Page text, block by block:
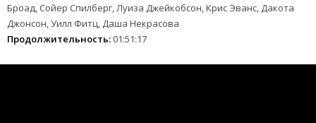
Броад, Сойер Спилберг, Луиза Джейкобсон, Крис Эванс, Дакота
Джонсон, Уилл Фитц, Даша Некрасова
Продолжительность:01:51:17